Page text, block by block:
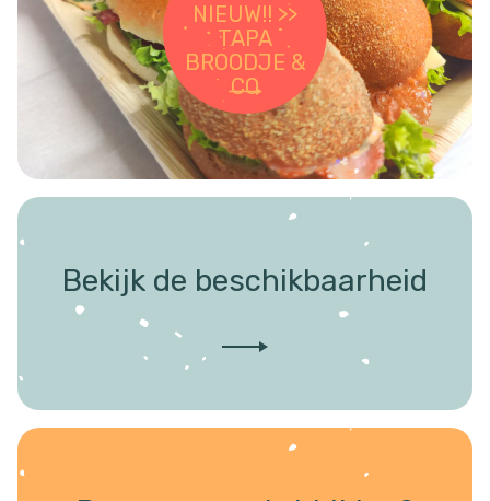
NIEUW!! >>
TAPA
BROODJE &
CO
Bekijk de beschikbaarheid